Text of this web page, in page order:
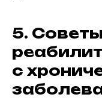
5.
с